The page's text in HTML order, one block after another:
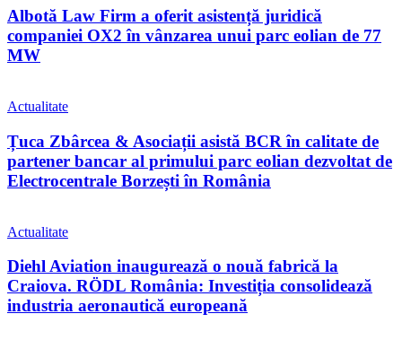
Albotă Law Firm a oferit asistență juridică
companiei OX2 în vânzarea unui parc eolian de 77
MW
Actualitate
Țuca Zbârcea & Asociații asistă BCR în calitate de
partener bancar al primului parc eolian dezvoltat de
Electrocentrale Borzești în România
Actualitate
Diehl Aviation inaugurează o nouă fabrică la
Craiova. RÖDL România: Investiția consolidează
industria aeronautică europeană